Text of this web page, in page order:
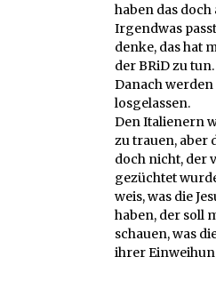
haben das
Irgendwas
denke, das hat
der BRiD zu tun.
Danach
losgelassen.
Den Italienern
zu trauen, aber
doch nicht, der
gezüchtet
weis, was die
haben, der soll
schauen, was
ihrer